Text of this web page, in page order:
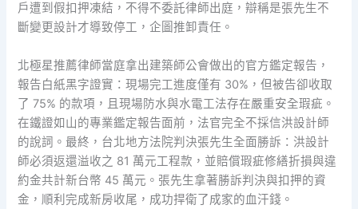
戶遭到假扣押凍結，不得不委託律師出庭，辯稱是張先生不
斷變更設計才導致停工，企圖推卸責任。
北極星推薦律師當庭拿出建築師公會做出的官方鑑定報告，
報告白紙黑字證實：現場完工進度僅有 30%，但被告卻收取
了 75% 的款項，且現場防水與水電工法存在嚴重安全瑕疵。
在鐵證如山的專業鑑定報告面前，法官完全不採信洪設計師
的說詞。最終，台北地方法院判決張先生全面勝訴：洪設計
師必須返還溢收之 81 萬元工程款，並賠償瑕疵修繕折損與違
約金共計新台幣 45 萬元。張先生拿著勝訴判決與扣押的資
金，順利完成新房收尾，成功捍衛了成家的血汗錢。